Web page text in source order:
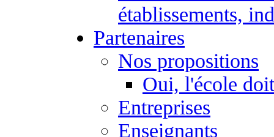
établissements,
Partenaires
Nos propositions
Oui, l'école
Entreprises
Enseignants